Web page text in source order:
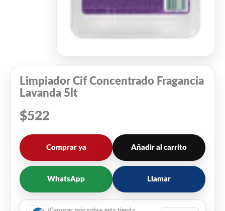
Limpiador Cif Concentrado Fragancia
Lavanda 5lt
$522
Comprar ya Añadir al carrito
WhatsApp Llamar